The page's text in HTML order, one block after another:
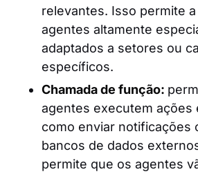
relevantes. Isso permite
agentes altamente
adaptados a setores ou
específicos.
Chamada de função:
agentes executem ações
como enviar notificações
bancos de dados
permite que os agentes